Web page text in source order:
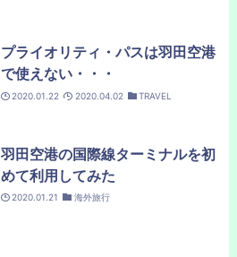
プライオリティ・パスは羽田空港
で使えない・・・
2020.01.22 2020.04.02 TRAVEL
羽田空港の国際線ターミナルを初
めて利用してみた
2020.01.21 海外旅行